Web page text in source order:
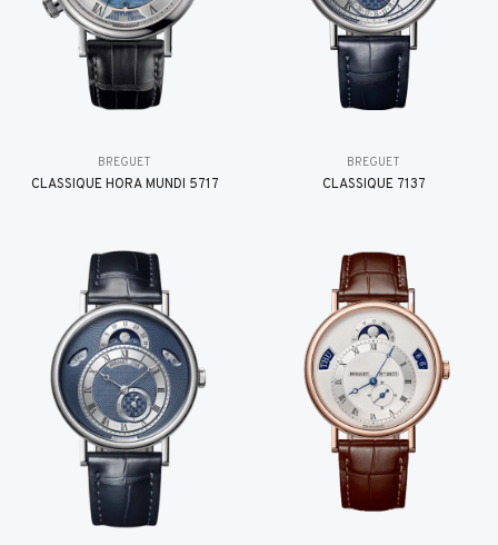
BREGUET
CLASSIQUE HORA MUNDI 5717
BREGUET
CLASSIQUE 7137